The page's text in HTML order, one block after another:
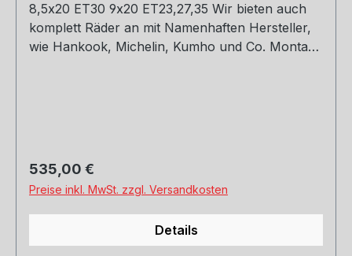
8,5x20 ET30 9x20 ET23,27,35 Wir bieten auch
komplett Räder an mit Namenhaften Hersteller,
wie Hankook, Michelin, Kumho und Co. Montage
Regulärer Preis:
535,00 €
Preise inkl. MwSt. zzgl. Versandkosten
Details